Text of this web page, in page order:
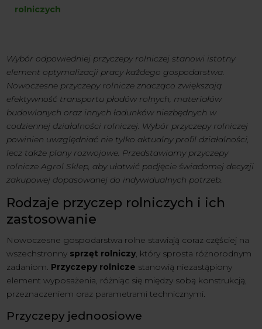
rolniczych
Wybór odpowiedniej przyczepy rolniczej stanowi istotny
element optymalizacji pracy każdego gospodarstwa.
Nowoczesne przyczepy rolnicze znacząco zwiększają
efektywność transportu płodów rolnych, materiałów
budowlanych oraz innych ładunków niezbędnych w
codziennej działalności rolniczej. Wybór przyczepy rolniczej
powinien uwzględniać nie tylko aktualny profil działalności,
lecz także plany rozwojowe. Przedstawiamy przyczepy
rolnicze Agrol Sklep, aby ułatwić podjęcie świadomej decyzji
zakupowej dopasowanej do indywidualnych potrzeb.
Rodzaje przyczep rolniczych i ich
zastosowanie
Nowoczesne gospodarstwa rolne stawiają coraz częściej na
wszechstronny sprzęt rolniczy , który sprosta różnorodnym
zadaniom. Przyczepy rolnicze stanowią niezastąpiony
element wyposażenia, różniąc się między sobą konstrukcją,
przeznaczeniem oraz parametrami technicznymi.
Przyczepy jednoosiowe